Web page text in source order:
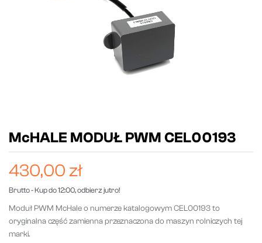
McHALE MODUŁ PWM CEL00193
430,00 zł
Brutto- Kup do 12:00, odbierz jutro!
Moduł PWM McHale o numerze katalogowym CEL00193 to
oryginalna część zamienna przeznaczona do maszyn rolniczych tej
marki.